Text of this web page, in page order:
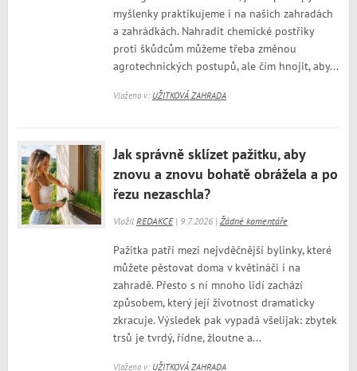
myšlenky praktikujeme i na našich zahradách
a zahrádkách. Nahradit chemické postřiky
proti škůdcům můžeme třeba změnou
agrotechnických postupů, ale čím hnojit, aby...
Vloženo v: UŽITKOVÁ ZAHRADA
Jak správně sklízet pažitku, aby
znovu a znovu bohatě obrážela a po
řezu nezaschla?
Vložil REDAKCE| 9.7.2026 | Žádné komentáře
Pažitka patří mezi nejvděčnější bylinky, které
můžete pěstovat doma v květináči i na
zahradě. Přesto s ní mnoho lidí zachází
způsobem, který její životnost dramaticky
zkracuje. Výsledek pak vypadá všelijak: zbytek
trsů je tvrdý, řídne, žloutne a...
Vloženo v: UŽITKOVÁ ZAHRADA